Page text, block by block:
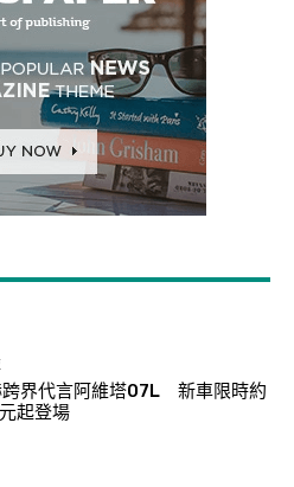
跨界代言阿維塔07L 新車限時約
起登場